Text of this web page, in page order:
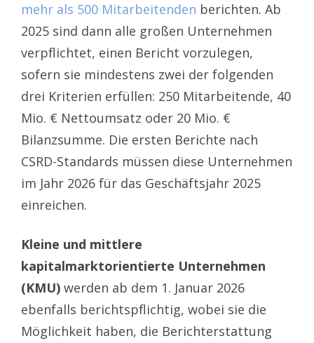
mehr als 500 Mitarbeitenden berichten. Ab
2025 sind dann alle großen Unternehmen
verpflichtet, einen Bericht vorzulegen,
sofern sie mindestens zwei der folgenden
drei Kriterien erfüllen: 250 Mitarbeitende, 40
Mio. € Nettoumsatz oder 20 Mio. €
Bilanzsumme. Die ersten Berichte nach
CSRD-Standards müssen diese Unternehmen
im Jahr 2026 für das Geschäftsjahr 2025
einreichen.
Kleine und mittlere
kapitalmarktorientierte Unternehmen
(KMU) werden ab dem 1. Januar 2026
ebenfalls berichtspflichtig, wobei sie die
Möglichkeit haben, die Berichterstattung